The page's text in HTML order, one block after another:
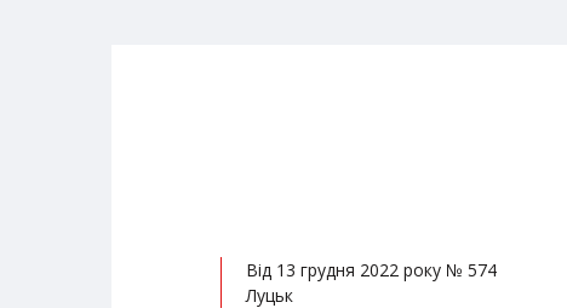
Від 13 грудня 2022 року № 574
Луцьк